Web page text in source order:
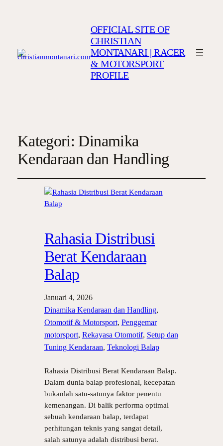
OFFICIAL SITE OF
CHRISTIAN
MONTANARI | RACER
& MOTORSPORT
PROFILE
Kategori: Dinamika
Kendaraan dan Handling
Rahasia Distribusi
Berat Kendaraan
Balap
Januari 4, 2026
Dinamika Kendaraan dan Handling
Otomotif & Motorsport, Penggemar
motorsport, Rekayasa Otomotif, Setup dan
Tuning Kendaraan, Teknologi Balap
Rahasia Distribusi Berat Kendaraan Balap.
Dalam dunia balap profesional, kecepatan
bukanlah satu-satunya faktor penentu
kemenangan. Di balik performa optimal
sebuah kendaraan balap, terdapat
perhitungan teknis yang sangat detail,
salah satunya adalah distribusi berat.